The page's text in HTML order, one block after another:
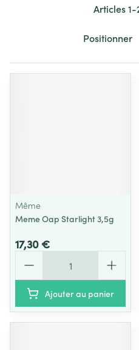
Articles1-
Trier par:
Même
Meme Oap Starlight 3,5g
17,30 €
Ajouter au panier